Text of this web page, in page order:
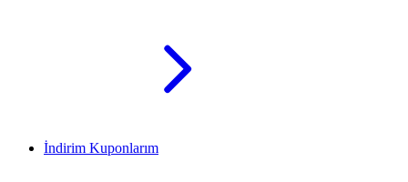
İndirim Kuponlarım